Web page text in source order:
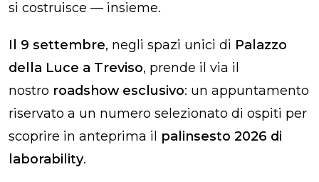
si costruisce — insieme.
Il 9 settembre, negli spazi unici di Palazzo
della Luce a Treviso, prende il via il
nostro roadshow esclusivo: un appuntamento
riservato a un numero selezionato di ospiti per
scoprire in anteprima il palinsesto 2026 di
laborability.